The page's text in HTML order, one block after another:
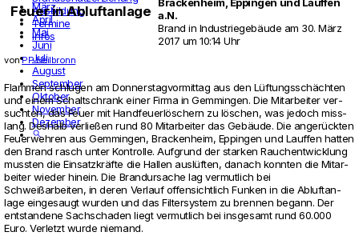
Ausbildung
Termine
Infos
März
April
Mai
Juni
Juli
August
September
Oktober
November
Dezember
search
Feuer in Abluftanlage a.N.
Brand in Industriegebäude am 30. März
2017 um 10:14 Uhr
vonPP Heilbronn
Flammen schlugen am Don­ners­tag­vor­mittag aus den Lüftungsschächten
und einem Schalt­schrank einer Firma in Gem­mingen. Die Mit­ar­beiter ver­
suchten, das Feuer mit Hand­feuerlöschern zu löschen, was jedoch miss­
lang. Des­halb verließen rund 80 Mit­ar­beiter das Gebäude. Die angerückten
Feu­er­wehren aus Gem­mingen, Bra­cken­heim, Eppingen und Lauffen hatten
den Brand rasch unter Kon­trolle. Auf­grund der starken Rauch­ent­wick­lung
mussten die Ein­satzkräfte die Hallen auslüften, danach konnten die Mit­ar­
beiter wieder hinein. Die Brand­ur­sache lag ver­mut­lich bei
Schweißarbeiten, in deren Ver­lauf offen­sicht­lich Funken in die Abluft­an­
lage ein­ge­saugt wurden und das Fil­ter­system zu brennen begann. Der
ent­stan­dene Sach­schaden liegt ver­mut­lich bei ins­ge­samt rund 60.000
Euro. Ver­letzt wurde nie­mand.